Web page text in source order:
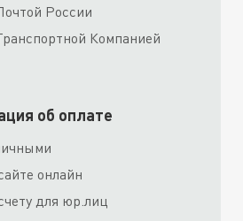
России
Компанией
об оплате
онлайн
для юр.лиц